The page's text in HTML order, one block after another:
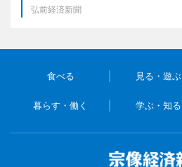
弘前経済新聞
食べる 見る・遊ぶ
暮らす・働く 学ぶ・知る